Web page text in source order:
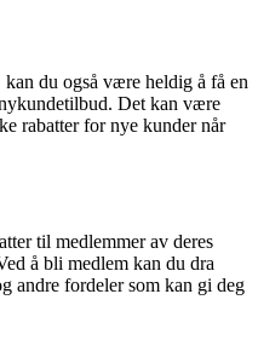
du også være heldig å få en
Det kan være
rabatter for nye kunder når
til medlemmer av deres
å bli medlem kan du dra
andre fordeler som kan gi deg